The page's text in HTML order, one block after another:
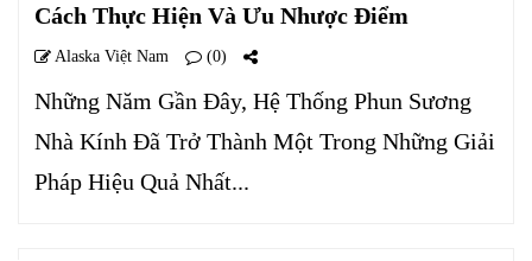
Cách Thực Hiện Và Ưu Nhược Điểm
Alaska Việt Nam (0)
Những Năm Gần Đây, Hệ Thống Phun Sương
Nhà Kính Đã Trở Thành Một Trong Những Giải
Pháp Hiệu Quả Nhất...